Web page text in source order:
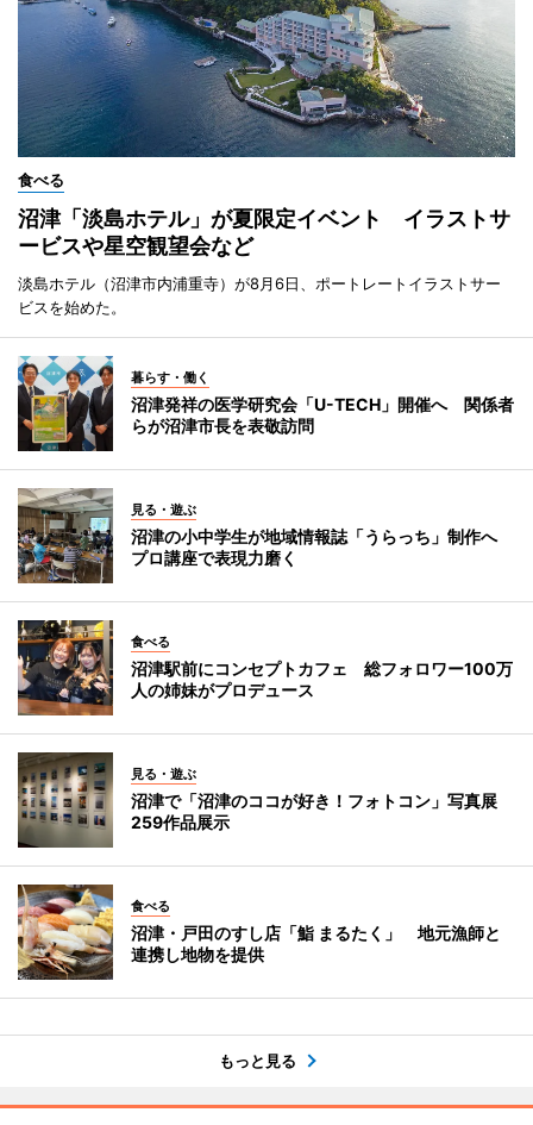
食べる
沼津「淡島ホテル」が夏限定イベント イラストサ
ービスや星空観望会など
淡島ホテル（沼津市内浦重寺）が8月6日、ポートレートイラストサー
ビスを始めた。
暮らす・働く
沼津発祥の医学研究会「U-TECH」開催へ 関係者
らが沼津市長を表敬訪問
見る・遊ぶ
沼津の小中学生が地域情報誌「うらっち」制作へ
プロ講座で表現力磨く
食べる
沼津駅前にコンセプトカフェ 総フォロワー100万
人の姉妹がプロデュース
見る・遊ぶ
沼津で「沼津のココが好き！フォトコン」写真展
259作品展示
食べる
沼津・戸田のすし店「鮨 まるたく」 地元漁師と
連携し地物を提供
もっと見る